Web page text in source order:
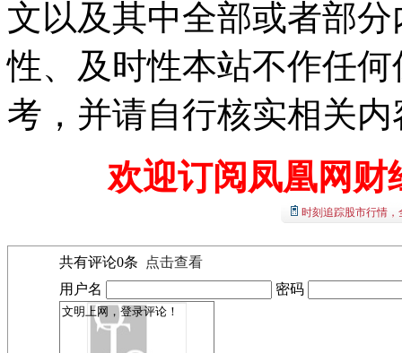
文以及其中全部或者部
性、及时性本站不作任
考，并请自行核实相关内
欢迎订阅凤凰网财
时刻追踪股市行情
共有评论0条
点击查看
用户名
密码